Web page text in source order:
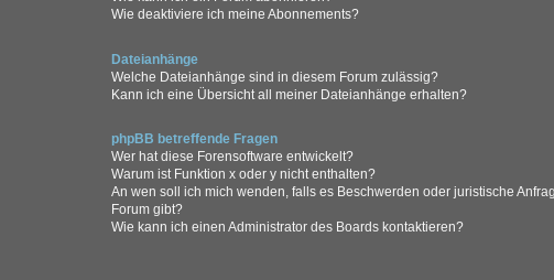
Wie deaktiviere ich meine Abonnements?
Dateianhänge
Welche Dateianhänge sind in diesem Forum zulässig?
Kann ich eine Übersicht all meiner Dateianhänge erhalten?
phpBB betreffende Fragen
Wer hat diese Forensoftware entwickelt?
Warum ist Funktion x oder y nicht enthalten?
An wen soll ich mich wenden, falls es Beschwerden oder juristische
Forum gibt?
Wie kann ich einen Administrator des Boards kontaktieren?